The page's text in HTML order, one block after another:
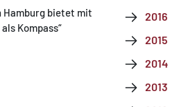
Hamburg bietet mit
Kompass“
2016
2015
2014
2013